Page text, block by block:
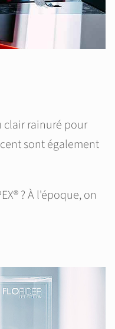
clair rainuré pour
sont également
? À l'époque, on